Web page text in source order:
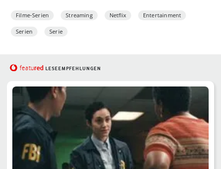
Filme-Serien Streaming Netflix Entertainment
Serien Serie
featured LESEEMPFEHLUNGEN